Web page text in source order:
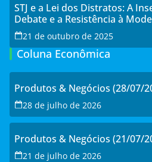
STJ e a Lei dos Distratos: A
Debate e a Resistência à
21 de outubro de 2025
Coluna Econômica
Produtos & Negócios (28/07/
28 de julho de 2026
Produtos & Negócios (21/07/
21 de julho de 2026